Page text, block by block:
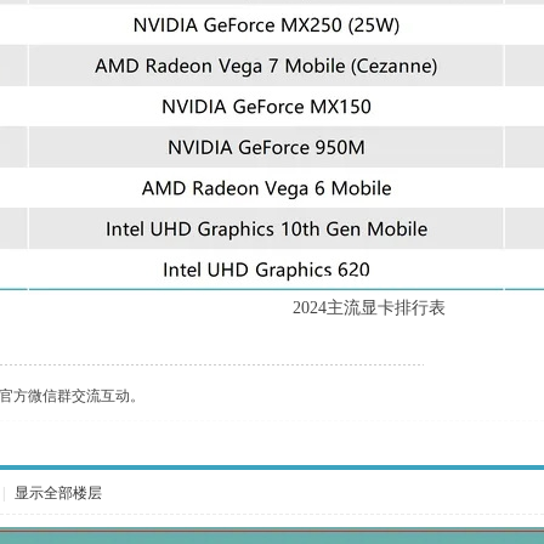
2024主流显卡排行表
方微信群交流互动。
显示全部楼层